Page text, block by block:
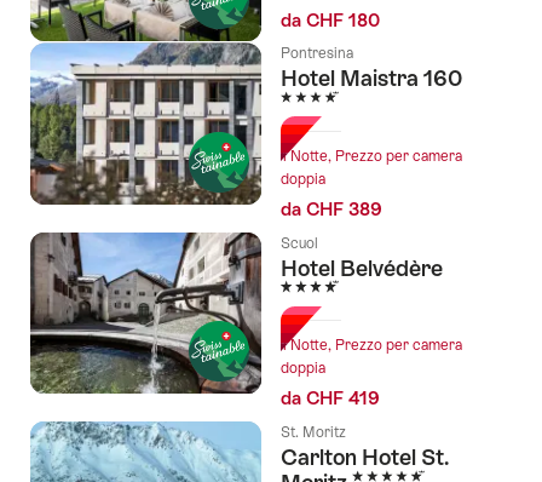
da CHF 180
Pontresina
Hotel Maistra 160
4 Stelle
1 Notte, Prezzo per camera
doppia
da CHF 389
Scuol
Hotel Belvédère
4 Stelle
1 Notte, Prezzo per camera
doppia
da CHF 419
St. Moritz
Carlton Hotel St.
5 Stelle